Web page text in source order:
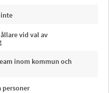
vid val av
inom kommun och
personer